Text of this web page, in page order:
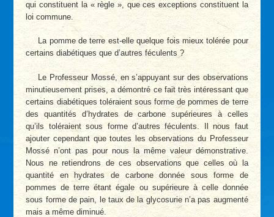
qui constituent la « règle », que ces exceptions constituent la
loi commune.
La pomme de terre est-elle quelque fois mieux tolérée pour
certains diabétiques que d’autres féculents ?
Le Professeur Mossé, en s’appuyant sur des observations
minutieusement prises, a démontré ce fait très intéressant que
certains diabétiques toléraient sous forme de pommes de terre
des quantités d’hydrates de carbone supérieures à celles
qu’ils toléraient sous forme d’autres féculents. Il nous faut
ajouter cependant que toutes les observations du Professeur
Mossé n’ont pas pour nous la même valeur démonstrative.
Nous ne retiendrons de ces observations que celles où la
quantité en hydrates de carbone donnée sous forme de
pommes de terre étant égale ou supérieure à celle donnée
sous forme de pain, le taux de la glycosurie n’a pas augmenté
mais a même diminué.